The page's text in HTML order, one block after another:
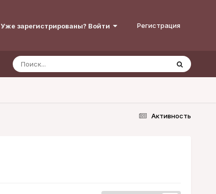
Уже зарегистрированы? Войти Регистрация
Активность